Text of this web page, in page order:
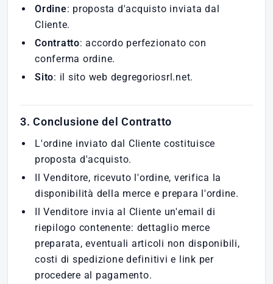
Ordine: proposta d'acquisto inviata dal
Cliente.
Contratto: accordo perfezionato con
conferma ordine.
Sito: il sito web degregoriosrl.net.
3. Conclusione del Contratto
L'ordine inviato dal Cliente costituisce
proposta d'acquisto.
Il Venditore, ricevuto l'ordine, verifica la
disponibilità della merce e prepara l'ordine.
Il Venditore invia al Cliente un'email di
riepilogo contenente: dettaglio merce
preparata, eventuali articoli non disponibili,
costi di spedizione definitivi e link per
procedere al pagamento.